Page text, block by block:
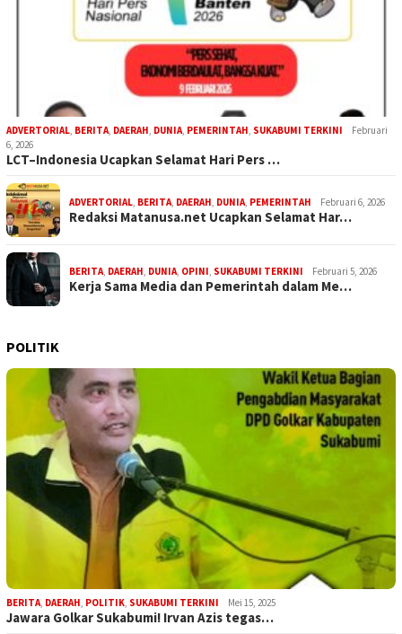
ADVERTORIAL, BERITA, DAERAH, DUNIA, PEMERINTAH, SUKABUMI TERKINI
Februari
6, 2026
LCT–Indonesia Ucapkan Selamat Hari Pers …
ADVERTORIAL, BERITA, DAERAH, DUNIA, PEMERINTAH Februari 6, 2026
Redaksi Matanusa.net Ucapkan Selamat Har…
BERITA, DAERAH, DUNIA, OPINI, SUKABUMI TERKINI Februari 5, 2026
Kerja Sama Media dan Pemerintah dalam Me…
POLITIK
BERITA, DAERAH, POLITIK, SUKABUMI TERKINI Mei 15, 2025
Jawara Golkar Sukabumi! Irvan Azis tegas…